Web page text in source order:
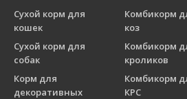
Сухой корм для
кошек
Сухой корм для
собак
Корм для
декоративных
Комбикорм
коз
Комбикорм
кроликов
Комбикорм
КРС